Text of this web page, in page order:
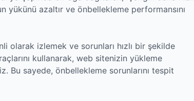
yükünü azaltır ve önbellekleme performansını
olarak izlemek ve sorunları hızlı bir şekilde
kullanarak, web sitenizin yükleme
Bu sayede, önbellekleme sorunlarını tespit